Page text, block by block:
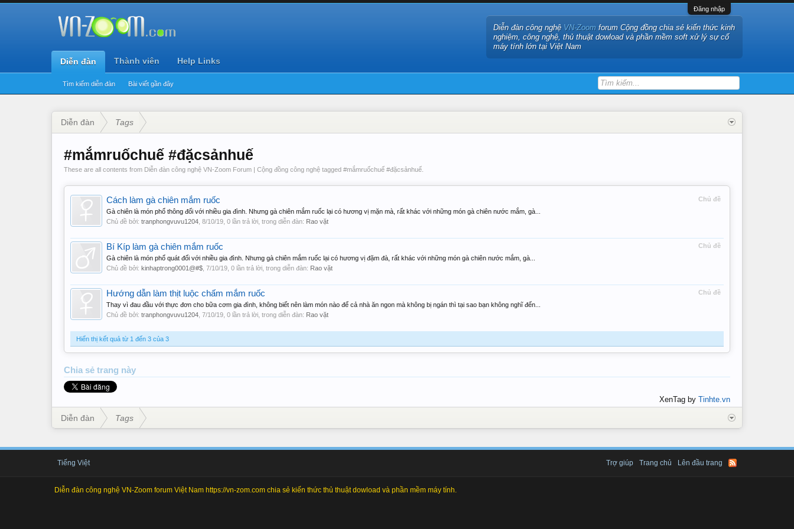
Đăng nhập
Diễn đàn công nghệ VN-Zoom forum Cộng đồng chia sẻ kiến thức kinh
nghiệm, công nghệ, thủ thuật dowload và phần mềm soft xử lý sự cố
máy tính lớn tại Việt Nam
Diễn đàn
Tìm kiếm diễn đàn Bài viết gần đây
Thành viên Help Links
Diễn đàn Tags
#mắmruốchuế #đặcsảnhuế
These are all contents from Diễn đàn công nghệ VN-Zoom Forum | Cộng đồng công nghệ tagged #mắmruốchuế #đặcsảnhuế.
Chủ đề
Cách làm gà chiên mắm ruốc
Gà chiên là món phổ thông đối với nhiều gia đình. Nhưng gà chiên mắm ruốc lại có hương vị mặn mà, rất khác với những món gà chiên nước mắm, gà...
Chủ đề bởi: tranphongvuvu1204 8/10/19 , 0 lần trả lời, trong diễn đàn: Rao vặt
Chủ đề
Bí Kíp làm gà chiên mắm ruốc
Gà chiên là món phổ quát đối với nhiều gia đình. Nhưng gà chiên mắm ruốc lại có hương vị đặm đà, rất khác với những món gà chiên nước mắm, gà...
Chủ đề bởi: kinhaptrong0001@#$ 7/10/19 , 0 lần trả lời, trong diễn đàn: Rao vặt
Chủ đề
Hướng dẫn làm thịt luộc chấm mắm ruốc
Thay vì đau đầu với thực đơn cho bữa cơm gia đình, không biết nên làm món nào để cả nhà ăn ngon mà không bị ngán thì tại sao bạn không nghĩ đến...
Chủ đề bởi: tranphongvuvu1204 7/10/19 , 0 lần trả lời, trong diễn đàn: Rao vặt
Hiển thị kết quả từ 1 đến 3 của 3
Chia sẻ trang này
XenTag by Tinhte.vn
Diễn đàn Tags
Tiếng Việt Trợ giúp Trang chủ Lên đầu trang
Diễn đàn công nghệ VN-Zoom forum Việt Nam https://vn-zom.com chia sẻ kiến thức thủ thuật dowload và phần mềm máy tính.